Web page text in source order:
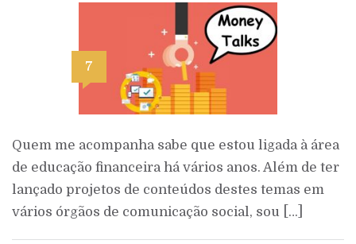
7
Quem me acompanha sabe que estou ligada à área
de educação financeira há vários anos. Além de ter
lançado projetos de conteúdos destes temas em
vários órgãos de comunicação social, sou […]